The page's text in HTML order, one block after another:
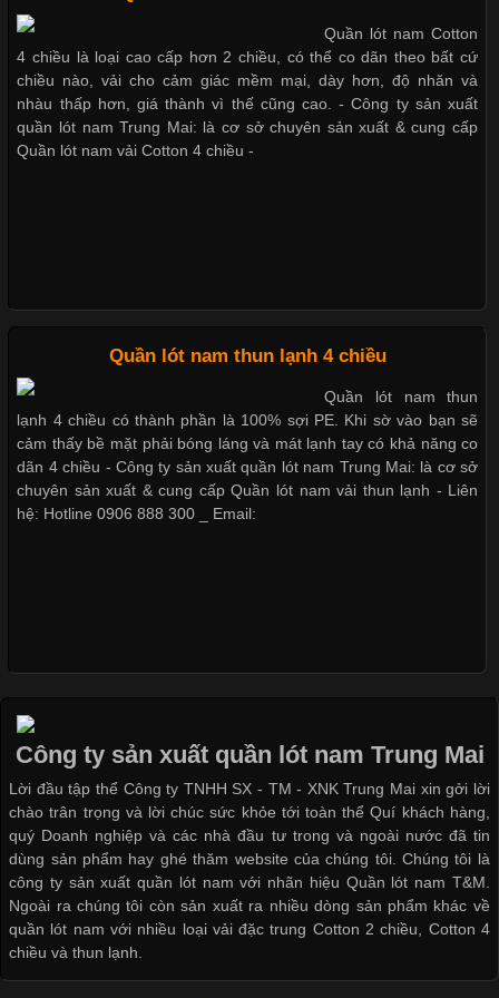
Vải Lycra Là Gì? Chất Liệu Co Giãn Được Ưa Chuộng Trong
Ngành May Mặc Trong ngành thời trang hiện đại, các loại vải có
khả năng co giãn tốt ngày càng được ưa chuộng nhằm mang lại
cảm giác thoải mái cho người mặc. Trong đó, vải Lycra là một
trong những chất liệu nổi bật nhờ độ đàn hồi cao,
Trong những năm gần đây, vải Bamboo đang trở thành một
trong những chất liệu được yêu thích trong ngành thời trang
nhờ đặc tính mềm mại, thoáng khí và thân thiện với môi trường.
Không chỉ được ứng dụng trong quần áo thường ngày, loại vải
này còn xuất hiện nhiều trong các sản phẩm đồ lót
thoải mái khi mặc. Từ áo thun, đồ thể thao cho đến đồ lót nam,
vải thun luôn đóng vai trò quan trọng trong quá trình sản xuất.
Hiện nay, nhu cầu tìm kiếm quần lót nam giá
Xu Hướng Form Áo Thun Phổ Biến Trong Ngành May Mặc
Cập nhật 2026-05-09 15:58:23
Bộ sưu tập quần lót nam Boxer
TpHCM
Dễ chịu hơn với quần lót nam
giá rẻ vải Cotton 4 chiều
Quần lót nam Cotton
4 chiều là loại cao cấp hơn 2 chiều, có thể co dãn theo bất cứ
chiều nào, vải cho cảm giác mềm mại, dày hơn, độ nhăn và
nhàu thấp hơn, giá thành vì thế cũng cao. - Công ty sản xuất
quần lót nam Trung Mai: là cơ sở chuyên sản xuất & cung cấp
Quần lót nam vải Cotton 4 chiều -
Quần lót nam thun lạnh 4 chiều
Quần lót nam thun
lạnh 4 chiều có thành phần là 100% sợi PE. Khi sờ vào bạn sẽ
cảm thấy bề mặt phải bóng láng và mát lạnh tay có khả năng co
dãn 4 chiều - Công ty sản xuất quần lót nam Trung Mai: là cơ sở
chuyên sản xuất & cung cấp Quần lót nam vải thun lạnh - Liên
hệ: Hotline 0906 888 300 _ Email:
Công ty sản xuất quần lót nam Trung Mai
Lời đầu tập thể Công ty TNHH SX - TM - XNK Trung Mai xin gởi lời
chào trân trọng và lời chúc sức khỏe tới toàn thể Quí khách hàng,
quý Doanh nghiệp và các nhà đầu tư trong và ngoài nước đã tin
dùng sản phẩm hay ghé thăm website của chúng tôi. Chúng tôi là
công ty sản xuất quần lót nam với nhãn hiệu Quần lót nam T&M.
Ngoài ra chúng tôi còn sản xuất ra nhiều dòng sản phẩm khác về
quần lót nam với nhiều loại vải đặc trung Cotton 2 chiều, Cotton 4
chiều và thun lạnh.